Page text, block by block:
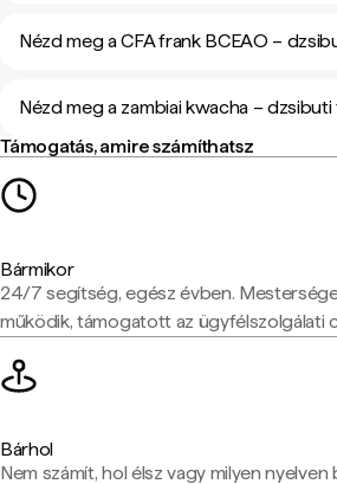
Nézd meg a CFA frank BCEAO –
Nézd meg a zambiai kwacha –
Támogatás, amire számíthatsz
Bármikor
24/7 segítség, egész évben.
működik, támogatott az ügyfélszolgálati
Bárhol
Nem számít, hol élsz vagy milyen